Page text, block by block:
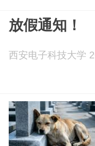
放假通知！
西安电子科技大学